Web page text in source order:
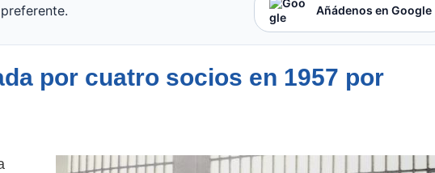
Añádenos en Google
por cuatro socios en 1957 por